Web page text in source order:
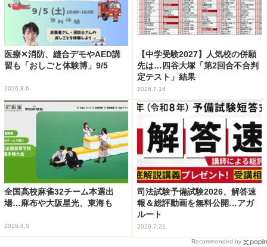
医療✕消防、縫合デモやAED講
習も「おしごと体験博」9/5
2026.8.6
【中学受験2027】人気校の併願
先は…四谷大塚「第2回合不合判
定テスト」結果
2026.7.16
全国高校麻雀32チーム本選出
場…麻布や大阪星光、東海も
2026.8.5
司法試験予備試験2026、解答速
報＆総評動画を無料公開…アガ
ルート
2026.7.21
Recommended by